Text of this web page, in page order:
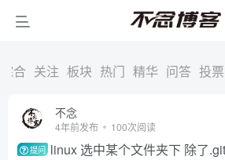
综合 关注 板块 热门 精华 问答 投票
不念
4年前发布 100次阅读
提问 linux 选中某个文件夹下 除了